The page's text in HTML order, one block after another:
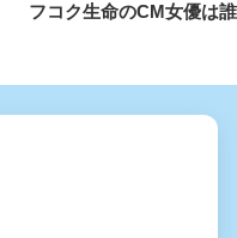
フコク生命のCM女優は